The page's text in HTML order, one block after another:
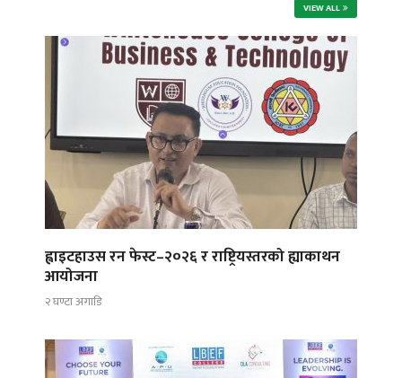
VIEW ALL
ह्वाइटहाउस रन फेस्ट–२०२६ र राष्ट्रियस्तरको ह्याकाथन
आयोजना
२ घण्टा अगाडि